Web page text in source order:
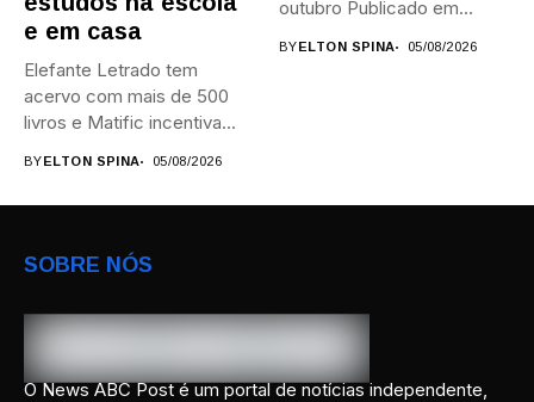
e em casa
Elefante Letrado tem
acervo com mais de 500
livros e Matific incentiva...
BYELTON SPINA 05/08/2026
outubro Publicado em...
BYELTON SPINA 05/08/2026
SOBRE NÓS
O News ABC Post é um portal de notícias independente,